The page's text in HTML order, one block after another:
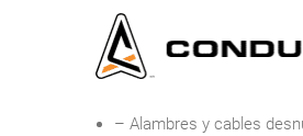
– Alambres y cables